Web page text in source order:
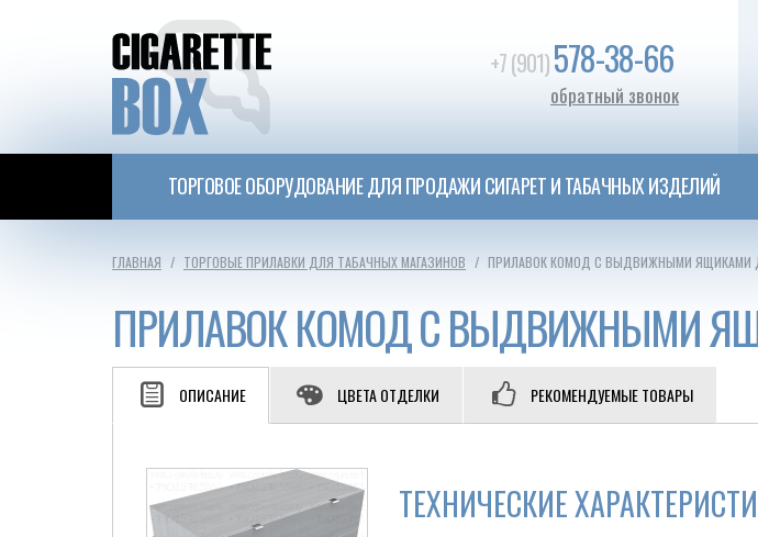
+7 (901)578-38-66
обратный звонок
ТОРГОВОЕ ОБОРУДОВАНИЕ ДЛЯ ПРОДАЖИ СИГАРЕТ И ТАБАЧНЫХ ИЗДЕЛИЙ
ГЛАВНАЯ ТОРГОВЫЕ ПРИЛАВКИ ДЛЯ ТАБАЧНЫХ МАГАЗИНОВ ПРИЛАВОК КОМОД С ВЫДВИЖНЫМИ ЯЩИКАМИ
ПРИЛАВОК КОМОД С ВЫДВИЖНЫМИ
ОПИСАНИЕ ЦВЕТА ОТДЕЛКИ РЕКОМЕНДУЕМЫЕ ТОВАРЫ
ТЕХНИЧЕСКИЕ